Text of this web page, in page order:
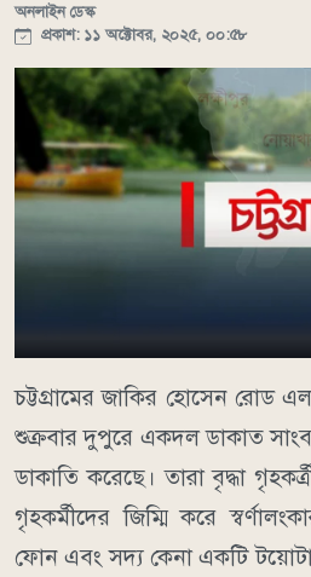
অনলাইন ডেস্ক
প্রকাশ: ১১ অক্টোবর, ২০২৫, ০০:৫৮
চট্টগ্রামের জাকির হোসেন রোড
শুক্রবার দুপুরে একদল ডাকাত
ডাকাতি করেছে। তারা বৃদ্ধা
গৃহকর্মীদের জিম্মি করে
ফোন এবং সদ্য কেনা একটি টয়োটা